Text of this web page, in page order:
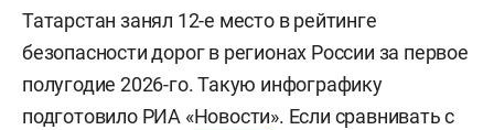
Татарстан занял 12-е место в рейтинге
безопасности дорог в регионах России за первое
полугодие 2026-го. Такую инфографику
подготовило РИА «Новости». Если сравнивать с